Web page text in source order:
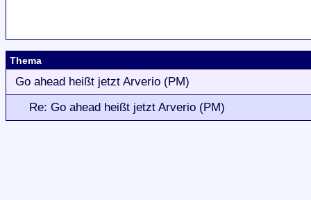
Thema
Go ahead heißt jetzt Arverio (PM)
Re: Go ahead heißt jetzt Arverio (PM)